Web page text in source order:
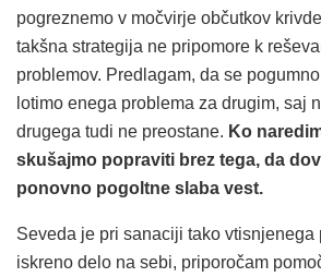
pogreznemo v močvirje občutkov
takšna strategija ne pripomore k
problemov. Predlagam, da se
lotimo enega problema za drugim, saj
drugega tudi ne preostane. Ko
skušajmo popraviti brez tega, da
ponovno pogoltne slaba vest.
Seveda je pri sanaciji tako vtisnjenega
iskreno delo na sebi, priporočam